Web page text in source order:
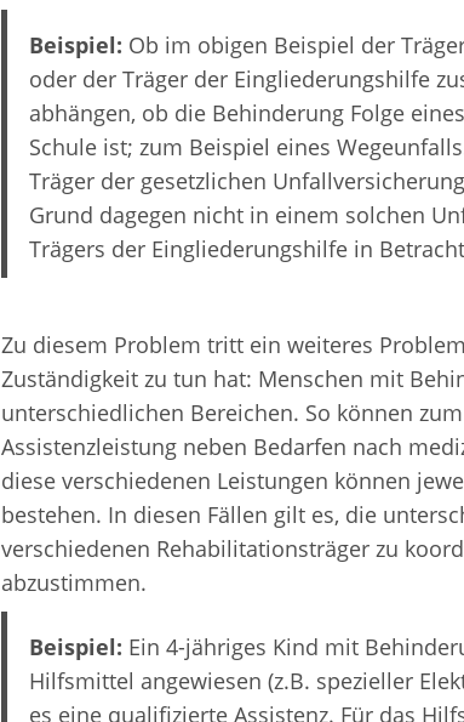
Beispiel: Ob im obigen Beispiel der
oder der Träger der Eingliederungshilfe
abhängen, ob die Behinderung Folge
Schule ist; zum Beispiel eines
Träger der gesetzlichen
Grund dagegen nicht in einem solchen
Trägers der Eingliederungshilfe in
Zu diesem Problem tritt ein weiteres
Zuständigkeit zu tun hat: Menschen mit
unterschiedlichen Bereichen. So können
Assistenzleistung neben Bedarfen nach
diese verschiedenen Leistungen können
bestehen. In diesen Fällen gilt es, die
verschiedenen Rehabilitationsträger zu
abzustimmen.
Beispiel: Ein 4-jähriges Kind mit
Hilfsmittel angewiesen (z.B. spezieller
es eine qualifizierte Assistenz. Für das